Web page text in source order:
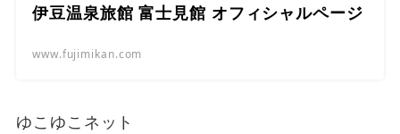
伊豆温泉旅館 富士見館 オフィシャルページ
www.fujimikan.com
ゆこゆこネット